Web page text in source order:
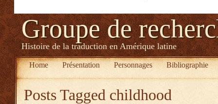
Groupe de
Histoire de la traduction en Amérique latine
Home Présentation Personnages Bibliographie
Posts Tagged childhood